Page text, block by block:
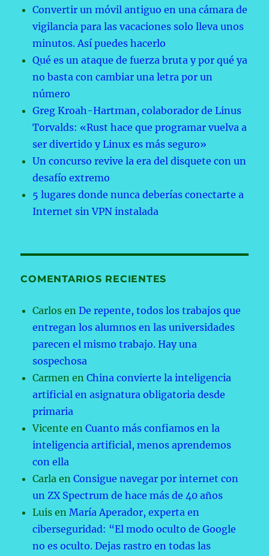
Convertir un móvil antiguo en una cámara de
vigilancia para las vacaciones solo lleva unos
minutos. Así puedes hacerlo
Qué es un ataque de fuerza bruta y por qué ya
no basta con cambiar una letra por un
número
Greg Kroah-Hartman, colaborador de Linus
Torvalds: «Rust hace que programar vuelva a
ser divertido y Linux es más seguro»
Un concurso revive la era del disquete con un
desafío extremo
5 lugares donde nunca deberías conectarte a
Internet sin VPN instalada
COMENTARIOS RECIENTES
Carlos enDe repente, todos los trabajos que
entregan los alumnos en las universidades
parecen el mismo trabajo. Hay una
sospechosa
Carmen enChina convierte la inteligencia
artificial en asignatura obligatoria desde
primaria
Vicente enCuanto más confiamos en la
inteligencia artificial, menos aprendemos
con ella
Carla enConsigue navegar por internet con
un ZX Spectrum de hace más de 40 años
Luis enMaría Aperador, experta en
ciberseguridad: “El modo oculto de Google
no es oculto. Dejas rastro en todas las